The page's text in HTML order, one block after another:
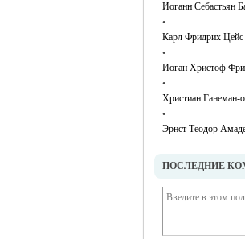
Иоганн Себастьян
•
Карл Фридрих
•
Иоган Христоф
•
Христиан Ганеман-
•
Эрнст Теодор
ПОСЛЕДНИЕ